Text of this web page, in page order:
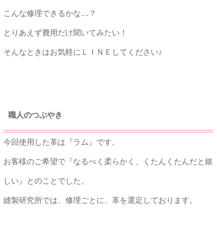
こんな修理できるかな…？
とりあえず費用だけ聞いてみたい！
そんなときはお気軽にＬＩＮＥしてください♪
職人のつぶやき
今回使用した革は『ラム』です。
お客様のご希望で『なるべく柔らかく、くたんくたんだと嬉
しい』とのことでした。
縫製研究所では、修理ごとに、革を選定しております。